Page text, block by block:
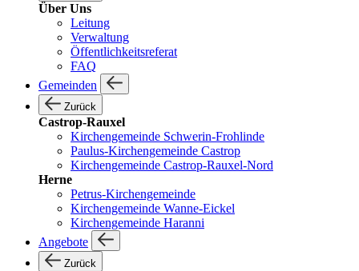
Über Uns
Leitung
Verwaltung
Öffentlichkeitsreferat
FAQ
Gemeinden
Zurück
Castrop-Rauxel
Kirchengemeinde Schwerin-Frohlinde
Paulus-Kirchengemeinde Castrop
Kirchengemeinde Castrop-Rauxel-Nord
Herne
Petrus-Kirchengemeinde
Kirchengemeinde Wanne-Eickel
Kirchengemeinde Haranni
Angebote
Zurück